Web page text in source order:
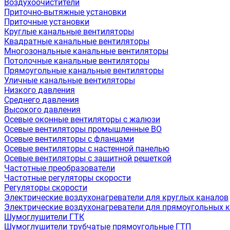
Воздухоочистители
Приточно-вытяжные установки
Приточные установки
Круглые канальные вентиляторы
Квадратные канальные вентиляторы
Многозональные канальные вентиляторы
Потолочные канальные вентиляторы
Прямоугольные канальные вентиляторы
Уличные канальные вентиляторы
Низкого давления
Среднего давления
Высокого давления
Осевые оконные вентиляторы с жалюзи
Осевые вентиляторы промышленные ВО
Осевые вентиляторы с фланцами
Осевые вентиляторы с настенной панелью
Осевые вентиляторы с защитной решеткой
Частотные преобразователи
Частотные регуляторы скорости
Регуляторы скорости
Электрические воздухонагреватели для круглых каналов
Электрические воздухонагреватели для прямоугольных
Шумоглушители ГТК
Шумоглушители трубчатые прямоугольные ГТП